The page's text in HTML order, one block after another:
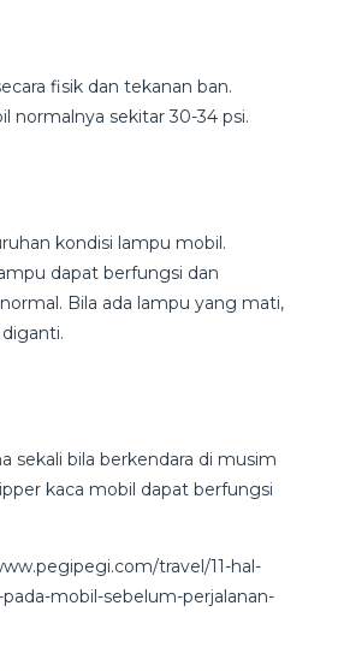
fisik dan tekanan ban.
normalnya sekitar 30-34 psi.
kondisi lampu mobil.
dapat berfungsi dan
Bila ada lampu yang mati,
sekali bila berkendara di musim
kaca mobil dapat berfungsi
travel/11-hal-
mobil-sebelum-perjalanan-